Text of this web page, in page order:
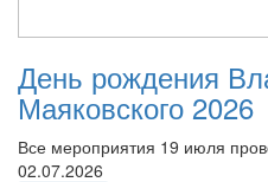
День рождения
Маяковского 2026
Все мероприятия 19 июля
02.07.2026